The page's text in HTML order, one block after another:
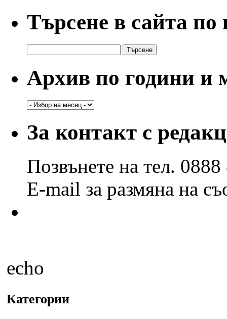
Търсене в сайта
за:
Архив по години и
Архив
и
месеци
За контакт с
Позвънете на тел.
E-mail за размяна на
echo
Категории